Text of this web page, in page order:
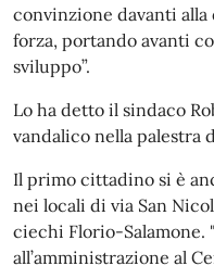
convinzione davanti
forza, portando avanti
sviluppo”.
Lo ha detto il sindaco
vandalico nella palestra
Il primo cittadino si è
nei locali di via San
ciechi Florio-Salamone.
all’amministrazione al